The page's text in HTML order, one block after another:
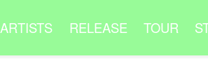
ARTISTS RELEASE TOUR